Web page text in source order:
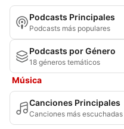
Podcasts Principales
Podcasts más populares
Podcasts por Género
18 géneros temáticos
Música
Canciones Principales
Canciones más escuchadas